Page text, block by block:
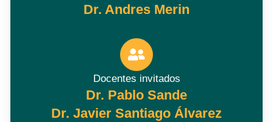
Dr. Andres Merin
Docentes invitados
Dr. Pablo Sande
Dr. Javier Santiago Álvarez